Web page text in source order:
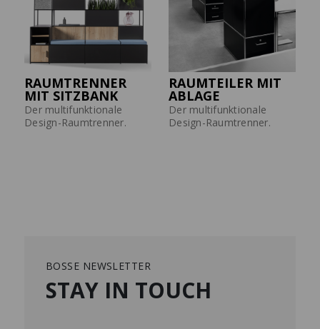
RAUMTRENNER
MIT SITZBANK
Der multifunktionale
Design-Raumtrenner.
RAUMTEILER MIT
ABLAGE
Der multifunktionale
Design-Raumtrenner.
BOSSE NEWSLETTER
STAY IN TOUCH